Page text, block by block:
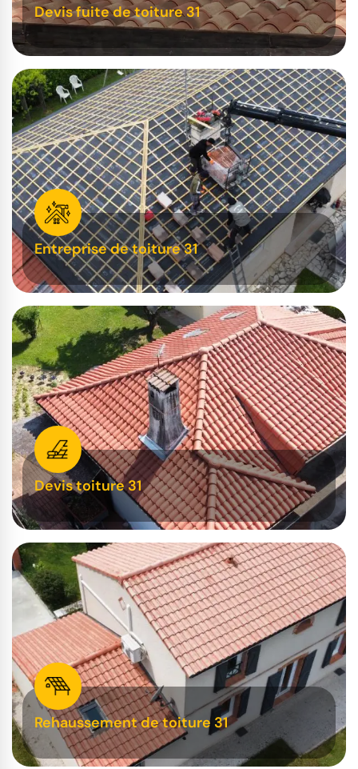
Devis fuite de toiture 31
Entreprise de toiture 31
Devis toiture 31
Rehaussement de toiture 31